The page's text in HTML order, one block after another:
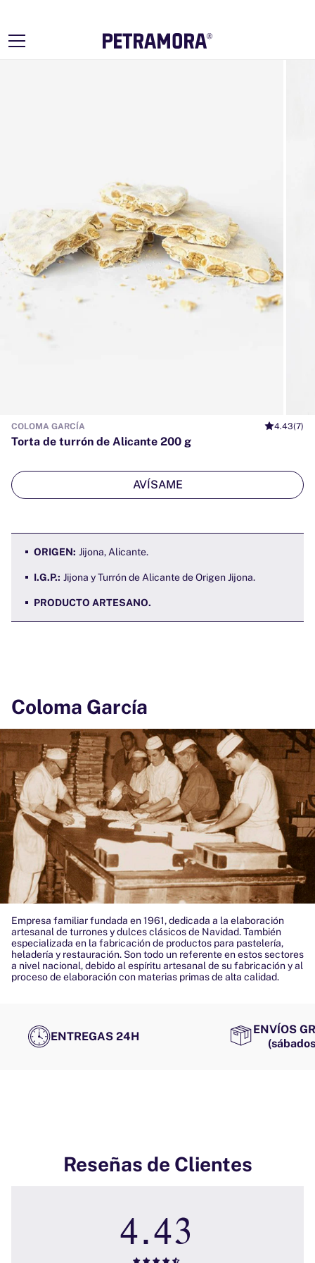
COLOMA GARCÍA 4.43(7)
Torta de turrón de Alicante 200 g
AVÍSAME
ORIGEN: Jijona, Alicante.
I.G.P.: Jijona y Turrón de Alicante de Origen Jijona.
PRODUCTO ARTESANO.
Coloma García
Empresa familiar fundada en 1961, dedicada a la elaboración
artesanal de turrones y dulces clásicos de Navidad. También
especializada en la fabricación de productos para pastelería,
heladería y restauración. Son todo un referente en estos sectores
a nivel nacional, debido al espíritu artesanal de su fabricación y al
proceso de elaboración con materias primas de alta calidad.
ENTREGAS 24H
ENVÍOS
Reseñas de Clientes
4.43